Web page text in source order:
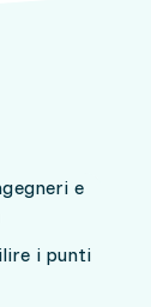
e
i punti